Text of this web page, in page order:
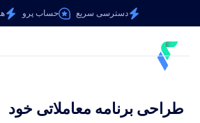
دسترسی سریع حساب پرو
طراحی برنامه معاملاتی خود